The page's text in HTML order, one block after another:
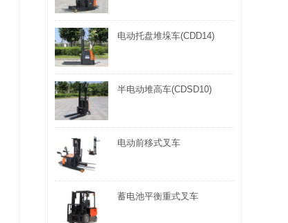
电动托盘堆垛车(CDD14)
半电动堆高车(CDSD10)
电动前移式叉车
蓄电池平衡重式叉车